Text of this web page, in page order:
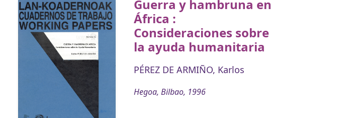
Guerra y hambruna en
África :
Consideraciones sobre
la ayuda humanitaria
PÉREZ DE ARMIÑO, Karlos
Hegoa, Bilbao, 1996